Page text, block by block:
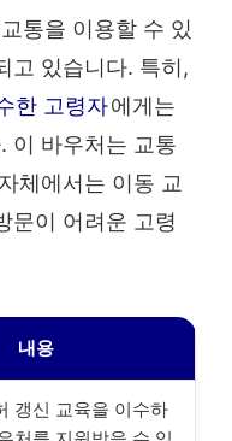
통을 이용할 수 있
고 있습니다. 특히,
한 고령자에게는
이 바우처는 교통
체에서는 이동 교
문이 어려운 고령
내용
갱신 교육을 이수하